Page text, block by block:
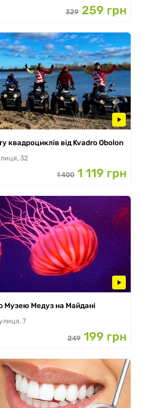
329 259 грн
квадроциклів від Kvadro Obolon
32
1 400 1 119 грн
Музею Медуз на Майдані
7
249 199 грн